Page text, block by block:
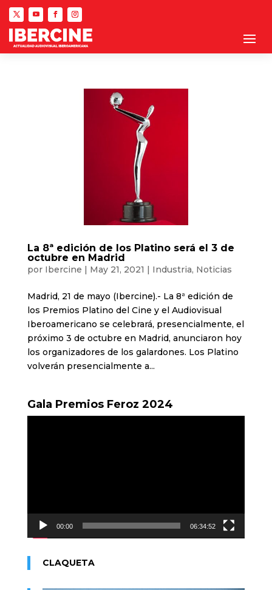
La 8ª edición de los Platino será el 3 de
octubre en Madrid
por Ibercine | May 21, 2021 | Industria, Noticias
Madrid, 21 de mayo (Ibercine).- La 8ª edición de
los Premios Platino del Cine y el Audiovisual
Iberoamericano se celebrará, presencialmente, el
próximo 3 de octubre en Madrid, anunciaron hoy
los organizadores de los galardones. Los Platino
volverán presencialmente a...
Gala Premios Feroz 2024
00:00 06:34:52
CLAQUETA